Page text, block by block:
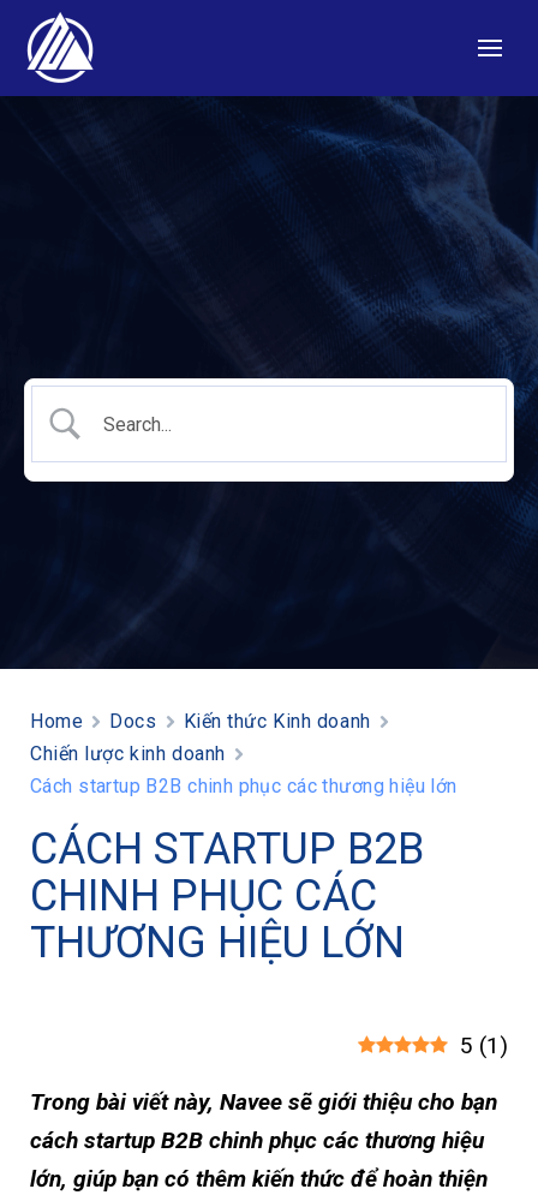
Home Docs
Kiến thức Kinh doanh
Chiến lược kinh doanh
Cách startup B2B chinh phục các thương hiệu lớn
CÁCH STARTUP B2B
CHINH PHỤC CÁC
THƯƠNG HIỆU LỚN
5 (1 )
Trong bài viết này, Navee sẽ giới thiệu cho bạn
cách startup B2B chinh phục các thương hiệu
lớn, giúp bạn có thêm kiến thức để hoàn thiện